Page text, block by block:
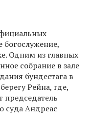
богослужение,
Одним из главных
собрание в зале
бундестага в
Рейна, где,
председатель
суда Андреас